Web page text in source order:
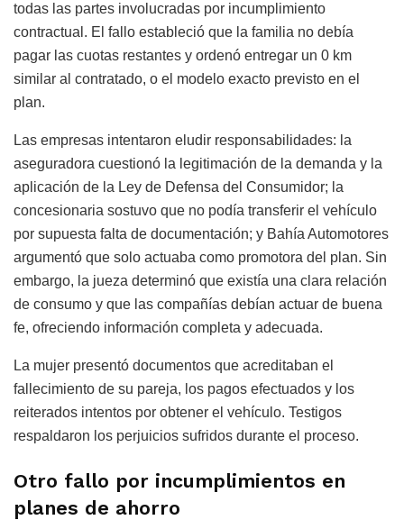
todas las partes involucradas por incumplimiento
contractual. El fallo estableció que la familia no debía
pagar las cuotas restantes y ordenó entregar un 0 km
similar al contratado, o el modelo exacto previsto en el
plan.
Las empresas intentaron eludir responsabilidades: la
aseguradora cuestionó la legitimación de la demanda y la
aplicación de la Ley de Defensa del Consumidor; la
concesionaria sostuvo que no podía transferir el vehículo
por supuesta falta de documentación; y Bahía Automotores
argumentó que solo actuaba como promotora del plan. Sin
embargo, la jueza determinó que existía una clara relación
de consumo y que las compañías debían actuar de buena
fe, ofreciendo información completa y adecuada.
La mujer presentó documentos que acreditaban el
fallecimiento de su pareja, los pagos efectuados y los
reiterados intentos por obtener el vehículo. Testigos
respaldaron los perjuicios sufridos durante el proceso.
Otro fallo por incumplimientos en
planes de ahorro